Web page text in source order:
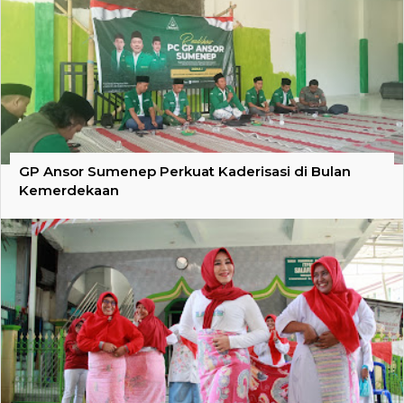
GP Ansor Sumenep Perkuat Kaderisasi di Bulan
Kemerdekaan